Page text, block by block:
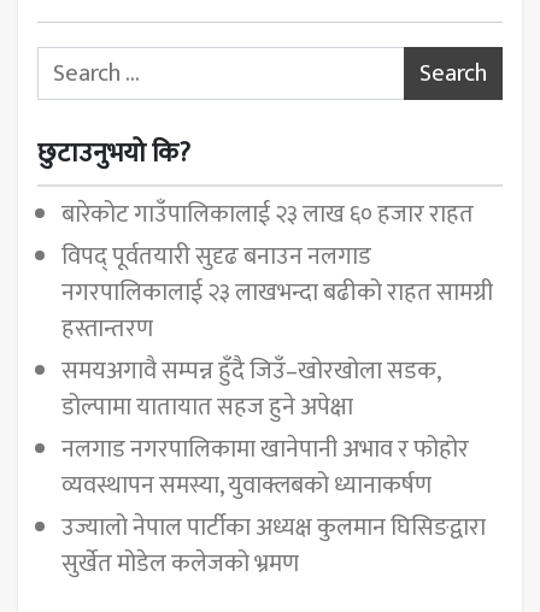
Search for:
छुटाउनुभयो कि?
बारेकोट गाउँपालिकालाई २३ लाख ६० हजार राहत
विपद् पूर्वतयारी सुदृढ बनाउन नलगाड
नगरपालिकालाई २३ लाखभन्दा बढीको राहत सामग्री
हस्तान्तरण
समयअगावै सम्पन्न हुँदै जिउँ–खोरखोला सडक,
डोल्पामा यातायात सहज हुने अपेक्षा
नलगाड नगरपालिकामा खानेपानी अभाव र फोहोर
व्यवस्थापन समस्या, युवाक्लबको ध्यानाकर्षण
उज्यालो नेपाल पार्टीका अध्यक्ष कुलमान घिसिङद्वारा
सुर्खेत मोडेल कलेजको भ्रमण